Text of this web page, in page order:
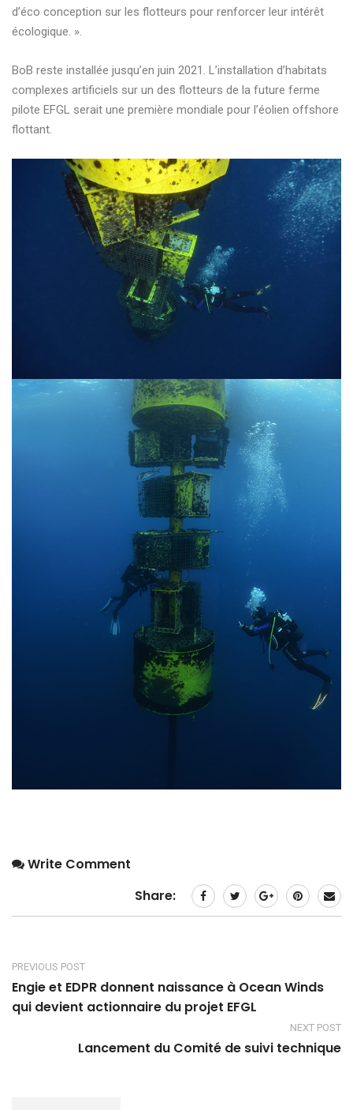
d’éco conception sur les flotteurs pour renforcer leur intérêt
écologique. ».
BoB reste installée jusqu’en juin 2021. L’installation d’habitats
complexes artificiels sur un des flotteurs de la future ferme
pilote EFGL serait une première mondiale pour l’éolien offshore
flottant.
Write Comment
Share:
PREVIOUS POST
Engie et EDPR donnent naissance à Ocean Winds
qui devient actionnaire du projet EFGL
NEXT POST
Lancement du Comité de suivi technique